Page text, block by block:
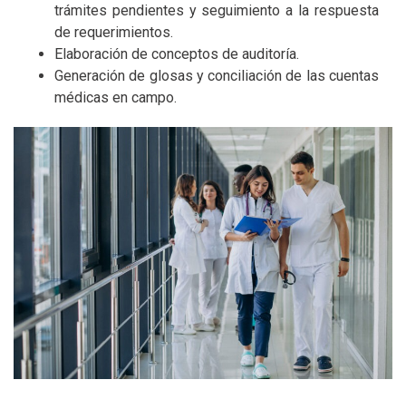
trámites pendientes y seguimiento a la respuesta
de requerimientos.
Elaboración de conceptos de auditoría.
Generación de glosas y conciliación de las cuentas
médicas en campo.